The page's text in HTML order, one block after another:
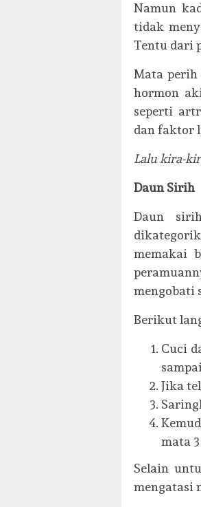
Namun
tidak
Tentu dari
Mata perih
hormon
seperti
dan faktor
Lalu kira-
Daun Sirih
Daun
memakai
mengobati
Berikut
Cuci
Jika
mata
Selain
mengatasi